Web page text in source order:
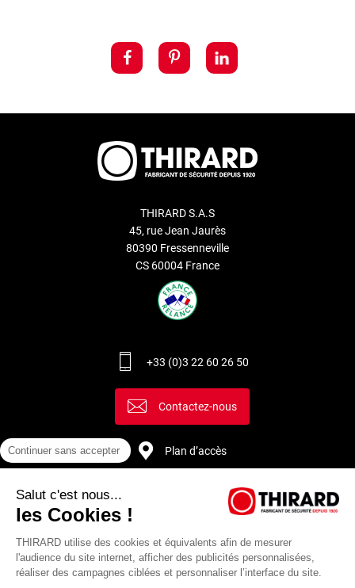
THIRARD S.A.S
45, rue Jean Jaurès
80390 Fressenneville
CS 60004 France
+33 (0)3 22 60 26 50
Contactez-nous
Plan d’accès
Continuer sans accepter
Salut c'est nous...
les Cookies !
THIRARD utilise des cookies et équivalents afin de mesurer
l'audience du site internet, afficher des publicités personnalisées,
réaliser des campagnes ciblées et personnaliser l’interface du site.